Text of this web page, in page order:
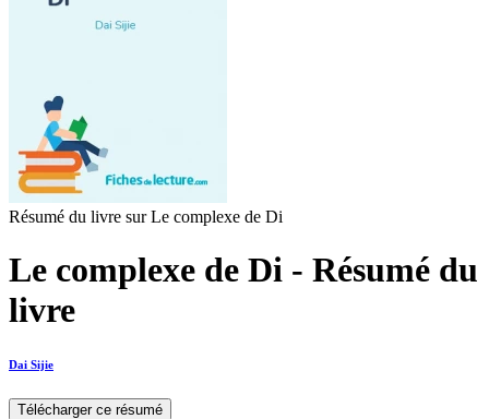
Résumé du livre sur Le complexe de Di
Le complexe de Di - Résumé du
livre
Dai Sijie
Télécharger ce résumé